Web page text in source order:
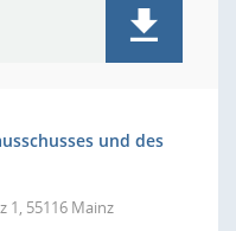
und des
1, 55116 Mainz